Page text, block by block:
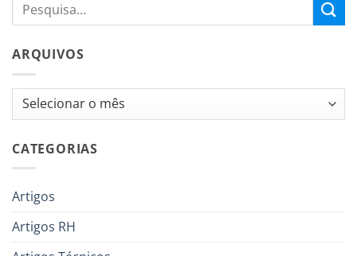
ARQUIVOS
Arquivos
CATEGORIAS
Artigos
Artigos RH